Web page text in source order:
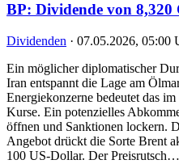
BP: Dividende von
Dividenden · 07.05.2026, 05:00
Ein möglicher diplomatischer
Iran entspannt die Lage am
Energiekonzerne bedeutet das
Kurse. Ein potenzielles
öffnen und Sanktionen lockern.
Angebot drückt die Sorte Brent
100 US-Dollar. Der Preisrutsch…